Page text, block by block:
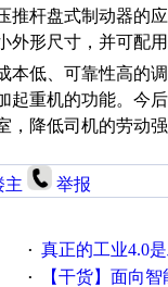
推杆盘式制动器的
外形尺寸，并可配
本低、可靠性高的
起重机的功能。今
，降低司机的劳动
主 举报
· 真正的工业4.0
· 【干货】面向